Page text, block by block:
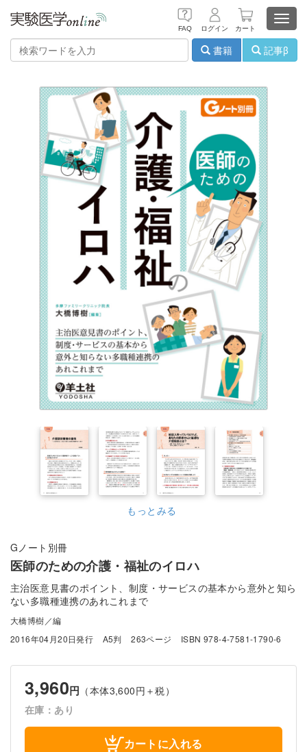
FAQ ログイン カート
書籍
記事β
もっとみる
Gノート別冊
医師のための介護・福祉のイロハ
主治医意見書のポイント、制度・サービスの基本から意外と知ら
ない多職種連携のあれこれまで
大橋博樹／編
2016年04月20日発行
A5判 263ページ ISBN 978-4-7581-1790-6
3,960円 （本体3,600円＋税）
在庫：あり
カートに入れる